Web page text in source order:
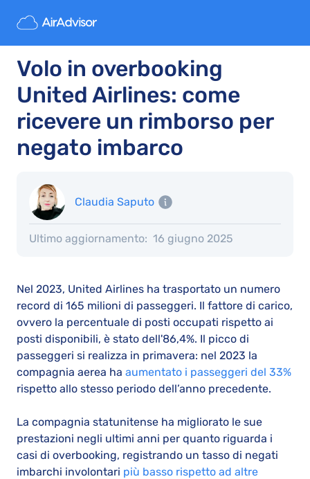
Volo in overbooking
United Airlines: come
ricevere un rimborso per
negato imbarco
Claudia Saputo
Ultimo aggiornamento: 16 giugno 2025
Nel 2023, United Airlines ha trasportato un numero
record di 165 milioni di passeggeri. Il fattore di carico,
ovvero la percentuale di posti occupati rispetto ai
posti disponibili, è stato dell'86,4%. Il picco di
passeggeri si realizza in primavera: nel 2023 la
compagnia aerea ha aumentato i passeggeri del 33%
rispetto allo stesso periodo dell’anno precedente.
La compagnia statunitense ha migliorato le sue
prestazioni negli ultimi anni per quanto riguarda i
casi di overbooking, registrando un tasso di negati
imbarchi involontari più basso rispetto ad altre